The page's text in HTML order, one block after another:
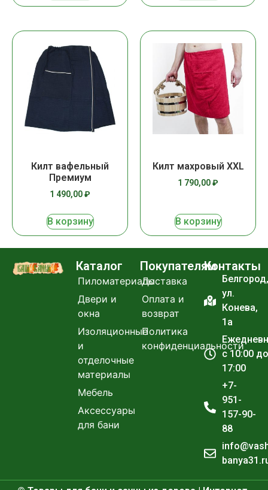
Килт вафельный
Премиум
1 490,00₽
В корзину
Килт махровый XXL
1 790,00₽
В корзину
Каталог
Пиломатериалы
Двери и
окна
Изоляционные
и
отделочные
материалы
Мебель
Аксессуары
для бани
Покупателям
Доставка
Оплата и
возврат
Политика
конфиденциальности
Контакты
Белгород,
ул.
Конева,
1а
с 10:00 до
17:00
+7-
951-
157-90-
88